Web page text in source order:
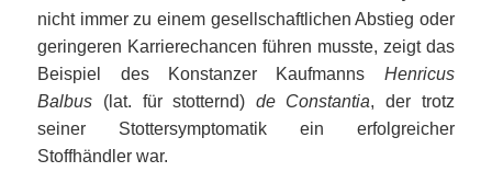
nicht immer zu einem gesellschaftlichen Abstieg oder
geringeren Karrierechancen führen musste, zeigt das
Beispiel des Konstanzer Kaufmanns Henricus
Balbus (lat. für stotternd) de Constantia, der trotz
seiner Stottersymptomatik ein erfolgreicher
Stoffhändler war.